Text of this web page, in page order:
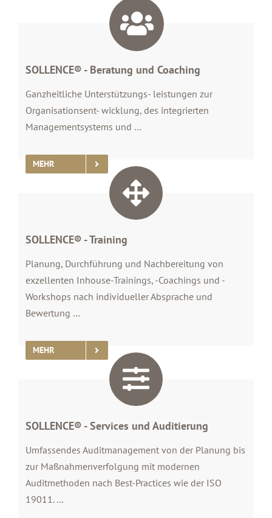
SOLLENCE® - Beratung und Coaching
Ganzheitliche Unterstützungs- leistungen zur
Organisationsent- wicklung, des integrierten
Managementsystems und …
MEHR
SOLLENCE® - Training
Planung, Durchführung und Nachbereitung von
exzellenten Inhouse-Trainings, -Coachings und -
Workshops nach individueller Absprache und
Bewertung …
MEHR
SOLLENCE® - Services und Auditierung
Umfassendes Auditmanagement von der Planung bis
zur Maßnahmenverfolgung mit modernen
Auditmethoden nach Best-Practices wie der ISO
19011. …